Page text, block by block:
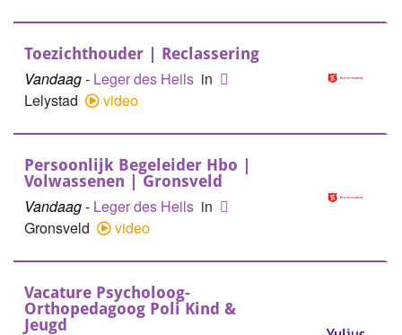
Toezichthouder | Reclassering
Vandaag- Leger des Heils in
Lelystad
video
Persoonlijk Begeleider Hbo |
Volwassenen | Gronsveld
Vandaag- Leger des Heils in
Gronsveld
video
Vacature Psycholoog-
Orthopedagoog Poli Kind &
Jeugd